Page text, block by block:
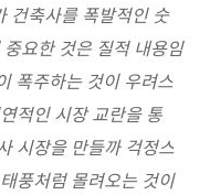
건축사를 폭발적인 숫
요한 것은 질적 내용임
폭주하는 것이 우려스
적인 시장 교란을 통
시장을 만들까 걱정스
풍처럼 몰려오는 것이